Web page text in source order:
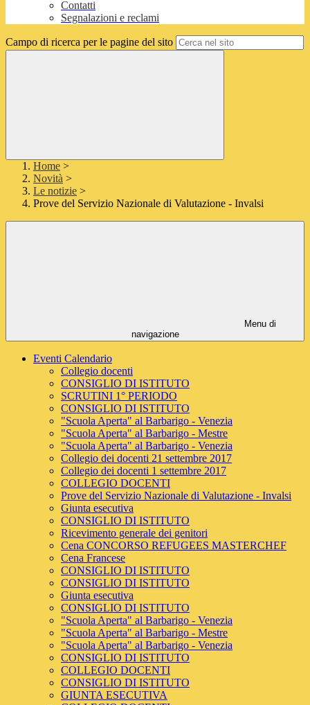
Contatti
Segnalazioni e reclami
Campo di ricerca per le pagine del sito
Home >
Novità >
Le notizie >
Prove del Servizio Nazionale di Valutazione - Invalsi
Menu di
navigazione
Eventi Calendario
Collegio docenti
CONSIGLIO DI ISTITUTO
SCRUTINI 1° PERIODO
CONSIGLIO DI ISTITUTO
"Scuola Aperta" al Barbarigo - Venezia
"Scuola Aperta" al Barbarigo - Mestre
"Scuola Aperta" al Barbarigo - Venezia
Collegio dei docenti 21 settembre 2017
Collegio dei docenti 1 settembre 2017
COLLEGIO DOCENTI
Prove del Servizio Nazionale di Valutazione - Invalsi
Giunta esecutiva
CONSIGLIO DI ISTITUTO
Ricevimento generale dei genitori
Cena CONCORSO REFUGEES MASTERCHEF
Cena Francese
CONSIGLIO DI ISTITUTO
CONSIGLIO DI ISTITUTO
Giunta esecutiva
CONSIGLIO DI ISTITUTO
"Scuola Aperta" al Barbarigo - Venezia
"Scuola Aperta" al Barbarigo - Mestre
"Scuola Aperta" al Barbarigo - Venezia
CONSIGLIO DI ISTITUTO
COLLEGIO DOCENTI
CONSIGLIO DI ISTITUTO
GIUNTA ESECUTIVA